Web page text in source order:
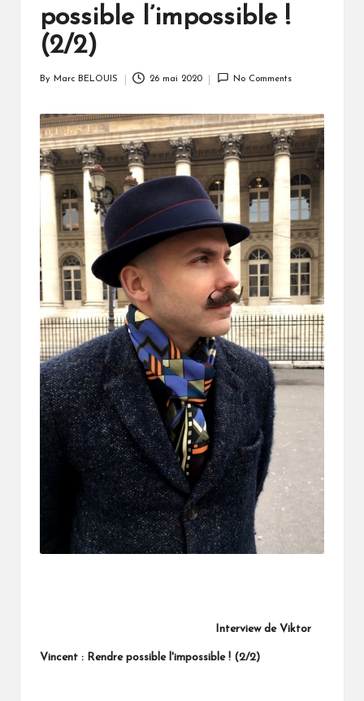
possible l’impossible !
(2/2)
By Marc BELOUIS 26 mai 2020 No Comments
Interview de Viktor
Vincent : Rendre possible l'impossible ! (2/2)